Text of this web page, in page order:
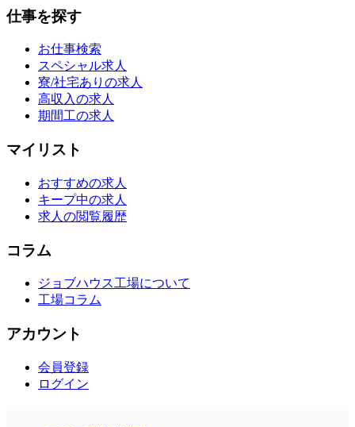
仕事を探す
お仕事検索
スペシャル求人
寮/社宅ありの求人
高収入の求人
期間工の求人
マイリスト
おすすめの求人
キープ中の求人
求人の閲覧履歴
コラム
ジョブハウス工場について
工場コラム
アカウント
会員登録
ログイン